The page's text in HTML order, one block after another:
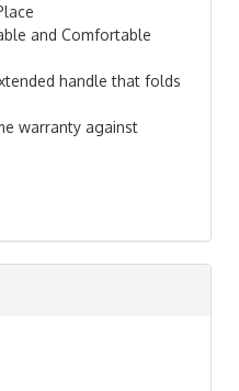
and Comfortable
handle that folds
warranty against